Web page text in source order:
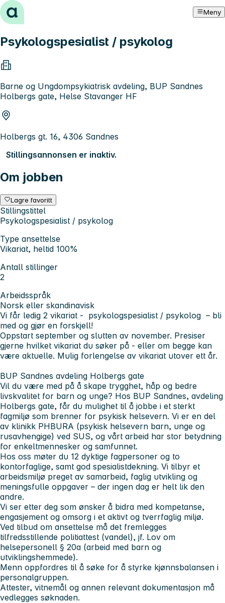
Hopp til innhold Meny
Psykologspesialist / psykolog
Barne og Ungdompsykiatrisk avdeling, BUP Sandnes
Holbergs gate, Helse Stavanger HF
Holbergs gt. 16, 4306 Sandnes
Stillingsannonsen er inaktiv.
Om jobben
Lagre favoritt
Stillingstittel
Psykologspesialist / psykolog
Type ansettelse
Vikariat, heltid 100%
Antall stillinger
2
Arbeidsspråk
Norsk eller skandinavisk
Vi får ledig 2 vikariat - psykologspesialist / psykolog – bli
med og gjør en forskjell!
Oppstart september og slutten av november. Presiser
gjerne hvilket vikariat du søker på - eller om begge kan
være aktuelle. Mulig forlengelse av vikariat utover ett år.
BUP Sandnes avdeling Holbergs gate
Vil du være med på å skape trygghet, håp og bedre
livskvalitet for barn og unge? Hos BUP Sandnes, avdeling
Holbergs gate, får du mulighet til å jobbe i et sterkt
fagmiljø som brenner for psykisk helsevern. Vi er en del
av klinikk PHBURA (psykisk helsevern barn, unge og
rusavhengige) ved SUS, og vårt arbeid har stor betydning
for enkeltmennesker og samfunnet.
Hos oss møter du 12 dyktige fagpersoner og to
kontorfaglige, samt god spesialistdekning. Vi tilbyr et
arbeidsmiljø preget av samarbeid, faglig utvikling og
meningsfulle oppgaver – der ingen dag er helt lik den
andre.
Vi ser etter deg som ønsker å bidra med kompetanse,
engasjement og omsorg i et aktivt og tverrfaglig miljø.
Ved tilbud om ansettelse må det fremlegges
tilfredsstillende politiattest (vandel), jf. Lov om
helsepersonell § 20a (arbeid med barn og
utviklingshemmede).
Menn oppfordres til å søke for å styrke kjønnsbalansen i
personalgruppen.
Attester, vitnemål og annen relevant dokumentasjon må
vedlegges søknaden.